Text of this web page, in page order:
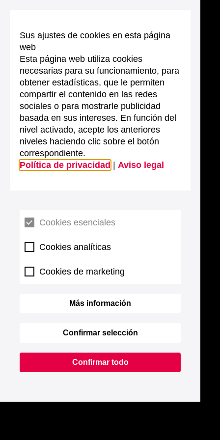
Sus ajustes de cookies en esta página
web
Esta página web utiliza cookies
necesarias para su funcionamiento, para
obtener estadísticas, que le permiten
compartir el contenido en las redes
sociales o para mostrarle publicidad
basada en sus intereses. En función del
nivel activado, acepte los anteriores
niveles haciendo clic sobre el botón
correspondiente.
Política de privacidad
Aviso legal
Cookies esenciales
Cookies analíticas
Cookies de marketing
Más información
Confirmar selección
Confirmar todo